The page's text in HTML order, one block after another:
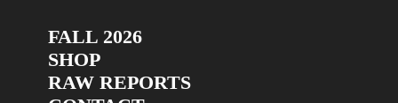
FALL 2026
SHOP
RAW REPORTS